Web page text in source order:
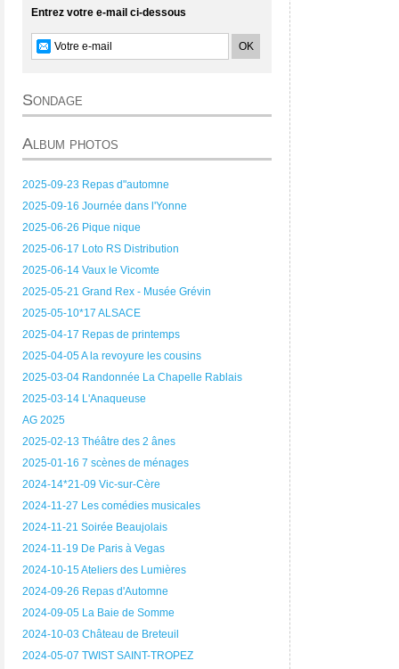
Entrez votre e-mail ci-dessous
Sondage
Album photos
2025-09-23 Repas d"automne
2025-09-16 Journée dans l'Yonne
2025-06-26 Pique nique
2025-06-17 Loto RS Distribution
2025-06-14 Vaux le Vicomte
2025-05-21 Grand Rex - Musée Grévin
2025-05-10*17 ALSACE
2025-04-17 Repas de printemps
2025-04-05 A la revoyure les cousins
2025-03-04 Randonnée La Chapelle Rablais
2025-03-14 L'Anaqueuse
AG 2025
2025-02-13 Théâtre des 2 ânes
2025-01-16 7 scènes de ménages
2024-14*21-09 Vic-sur-Cère
2024-11-27 Les comédies musicales
2024-11-21 Soirée Beaujolais
2024-11-19 De Paris à Vegas
2024-10-15 Ateliers des Lumières
2024-09-26 Repas d'Automne
2024-09-05 La Baie de Somme
2024-10-03 Château de Breteuil
2024-05-07 TWIST SAINT-TROPEZ